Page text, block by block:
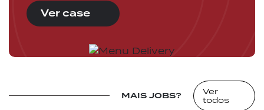
Ver case
MAIS JOBS?
Ver
todos